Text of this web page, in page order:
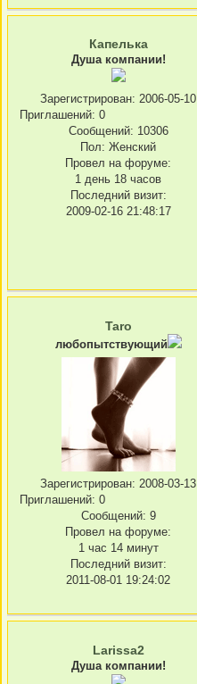
Капелька
Душа компании!
Зарегистрирован: 2006-05-10
Приглашений: 0
Сообщений: 10306
Пол: Женский
Провел на форуме:
1 день 18 часов
Последний визит:
2009-02-16 21:48:17
Taro
любопытствующий
Зарегистрирован: 2008-03-13
Приглашений: 0
Сообщений: 9
Провел на форуме:
1 час 14 минут
Последний визит:
2011-08-01 19:24:02
Larissa2
Душа компании!